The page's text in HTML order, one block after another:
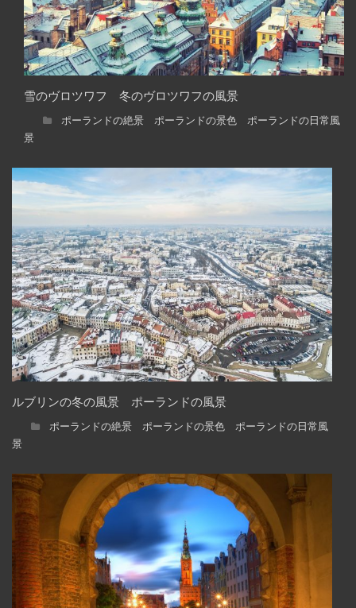
雪のヴロツワフ 冬のヴロツワフの風景
ポーランドの絶景 ポーランドの景色 ポーランドの日常風
景
ルブリンの冬の風景 ポーランドの風景
ポーランドの絶景 ポーランドの景色 ポーランドの日常風
景